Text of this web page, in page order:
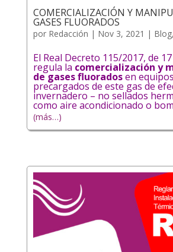
COMERCIALIZACIÓN Y
GASES FLUORADOS
por Redacción | Nov 3, 2021 | Blog,
El Real Decreto 115/2017, de
regula la comercialización y
de gases fluoradosen equipos
precargados de este gas de
invernadero – no sellados
como aire acondicionado o
(más…)